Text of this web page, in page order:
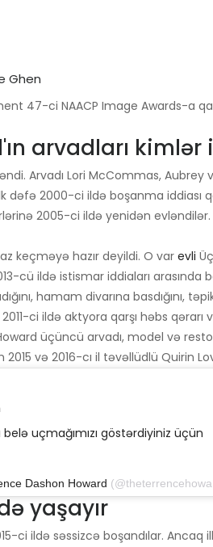
47-ci NAACP Image Awards-a
arvadları kimlər
Arvadı Lori McCommas, Aubrey
dəfə 2000-ci ildə boşanma iddiası
2005-ci ildə yenidən
keçməyə hazır deyildi. O var evli
cü ildə istismar iddiaları arasında
hamam divarına basdığını,
ci ildə aktyora qarşı həbs qərarı
üçüncü arvadı, model və
və 2016-cı il təvəllüdlü Quirin
uçmağımızı göstərdiyiniz üçün
Dashon Howard (@theterrencehoward) 11 dekabr 2015-ci il tarixində 15: 06-da PST
yaşayır
ci ildə səssizcə boşandılar. Ancaq